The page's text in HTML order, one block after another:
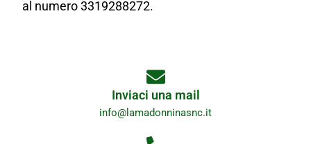
al numero 3319288272.
Inviaci una mail
info@lamadonninasnc.it